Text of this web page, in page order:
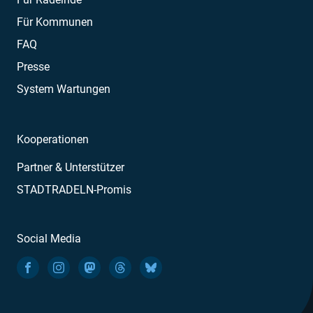
Für Kommunen
FAQ
Presse
System Wartungen
Kooperationen
Partner & Unterstützer
STADTRADELN-Promis
Social Media